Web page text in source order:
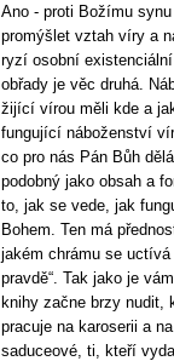
Ano - proti Božímu
promýšlet vztah víry a
ryzí osobní
obřady je věc druhá.
žijící vírou měli kde a
fungující náboženství
co pro nás Pán Bůh
podobný jako obsah a
to, jak se vede, jak
Bohem. Ten má
jakém chrámu se
pravdě“. Tak jako je
knihy začne brzy nudit,
pracuje na karoserii a
saduceové, ti, kteří